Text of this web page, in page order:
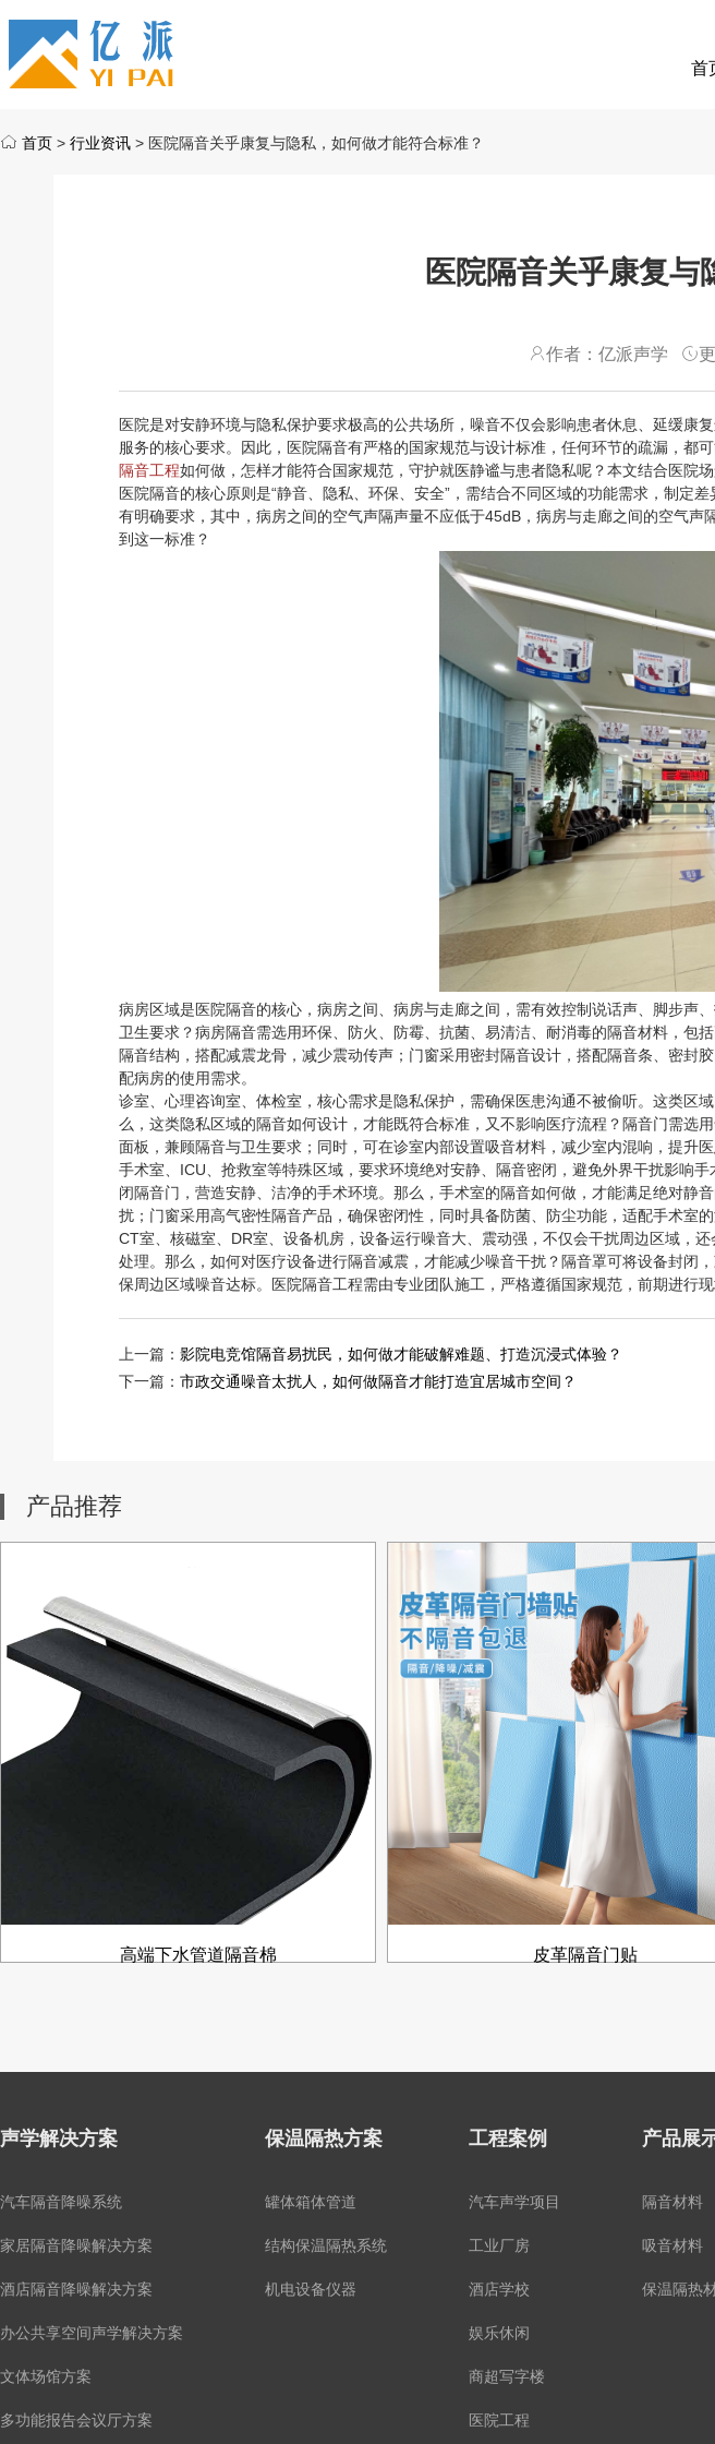
首
首页 > 行业资讯 > 医院隔音关乎康复与隐私，如何做才能符合标准？
医院隔音关乎康复与
作者：亿派声学
医院是对安静环境与隐私保护要求极高的公共场所，噪音不仅会影响患者休息、延缓
服务的核心要求。因此，医院隔音有严格的国家规范与设计标准，任何环节的疏漏，都
隔音工程如何做，怎样才能符合国家规范，守护就医静谧与患者隐私呢？本文结合医院
医院隔音的核心原则是“静音、隐私、环保、安全”，需结合不同区域的功能需求，制
有明确要求，其中，病房之间的空气声隔声量不应低于45dB，病房与走廊之间的空气
到这一标准？
病房区域是医院隔音的核心，病房之间、病房与走廊之间，需有效控制说话声、脚步
卫生要求？病房隔音需选用环保、防火、防霉、抗菌、易清洁、耐消毒的隔音材料，
隔音结构，搭配减震龙骨，减少震动传声；门窗采用密封隔音设计，搭配隔音条、密
配病房的使用需求。
诊室、心理咨询室、体检室，核心需求是隐私保护，需确保医患沟通不被偷听。这类
么，这类隐私区域的隔音如何设计，才能既符合标准，又不影响医疗流程？隔音门需
面板，兼顾隔音与卫生要求；同时，可在诊室内部设置吸音材料，减少室内混响，提升医
手术室、ICU、抢救室等特殊区域，要求环境绝对安静、隔音密闭，避免外界干扰影响
闭隔音门，营造安静、洁净的手术环境。那么，手术室的隔音如何做，才能满足绝对
扰；门窗采用高气密性隔音产品，确保密闭性，同时具备防菌、防尘功能，适配手术室的
CT室、核磁室、DR室、设备机房，设备运行噪音大、震动强，不仅会干扰周边区域，
处理。那么，如何对医疗设备进行隔音减震，才能减少噪音干扰？隔音罩可将设备封
保周边区域噪音达标。医院隔音工程需由专业团队施工，严格遵循国家规范，前期进行
上一篇： 影院电竞馆隔音易扰民，如何做才能破解难题、打造沉浸式体验？
下一篇： 市政交通噪音太扰人，如何做隔音才能打造宜居城市空间？
产品推荐
高端下水管道隔音棉 皮革隔音门贴
声学解决方案
汽车隔音降噪系统
家居隔音降噪解决方案
酒店隔音降噪解决方案
办公共享空间声学解决方案
文体场馆方案
多功能报告会议厅方案
保温隔热方案
罐体箱体管道
结构保温隔热系统
机电设备仪器
工程案例
汽车声学项目
工业厂房
酒店学校
娱乐休闲
商超写字楼
医院工程
产品展
隔音材料
吸音材料
保温隔热